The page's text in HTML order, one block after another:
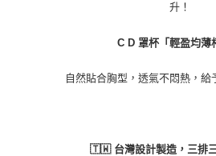
升！
C D 罩杯「輕盈均薄
自然貼合胸型，透氣不悶熱，給
🇹🇼 台灣設計製造，三排